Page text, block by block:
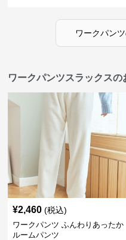
ワークパンツ
ワークパンツスラックスの
¥2,460 (税込)
ワークパンツ ふんわりあったか
ルームパンツ